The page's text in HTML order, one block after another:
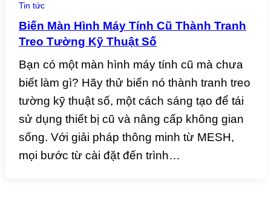
Tin tức
Biến Màn Hình Máy Tính Cũ Thành Tranh
Treo Tường Kỹ Thuật Số
Bạn có một màn hình máy tính cũ mà chưa
biết làm gì? Hãy thử biến nó thành tranh treo
tường kỹ thuật số, một cách sáng tạo để tái
sử dụng thiết bị cũ và nâng cấp không gian
sống. Với giải pháp thông minh từ MESH,
mọi bước từ cài đặt đến trình…